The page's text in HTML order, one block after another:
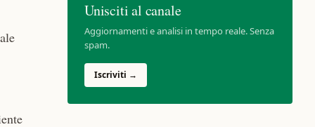
Unisciti al canale
Aggiornamenti e analisi in tempo reale. Senza
spam.
Iscriviti →